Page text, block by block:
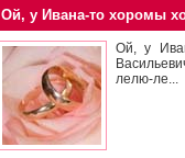
Ой, у Ивана-то хоромы
Ой, у
лелю-ле...